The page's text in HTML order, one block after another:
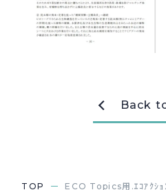
研究開発 R&D
Back
TOP ECO Topics用.ｴｺｱｸｼ